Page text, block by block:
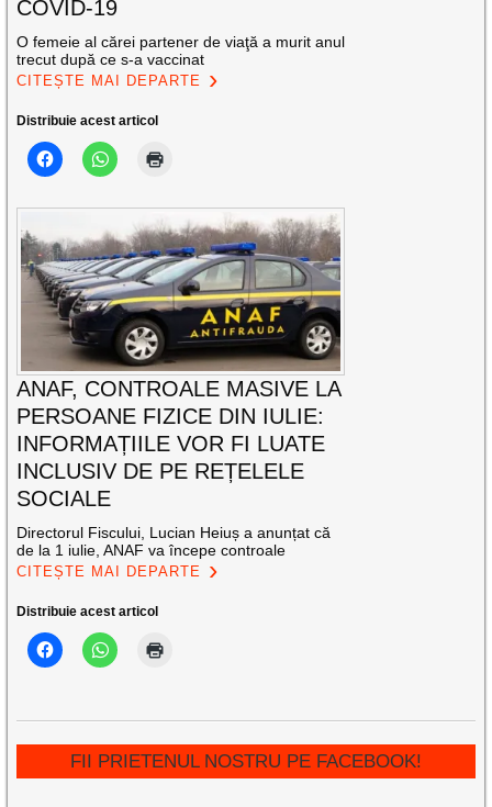
COVID-19
O femeie al cărei partener de viaţă a murit anul
trecut după ce s-a vaccinat
CITEȘTE MAI DEPARTE
Distribuie acest articol
ANAF, CONTROALE MASIVE LA
PERSOANE FIZICE DIN IULIE:
INFORMAȚIILE VOR FI LUATE
INCLUSIV DE PE REȚELELE
SOCIALE
Directorul Fiscului, Lucian Heiuș a anunțat că
de la 1 iulie, ANAF va începe controale
CITEȘTE MAI DEPARTE
Distribuie acest articol
FII PRIETENUL NOSTRU PE FACEBOOK!